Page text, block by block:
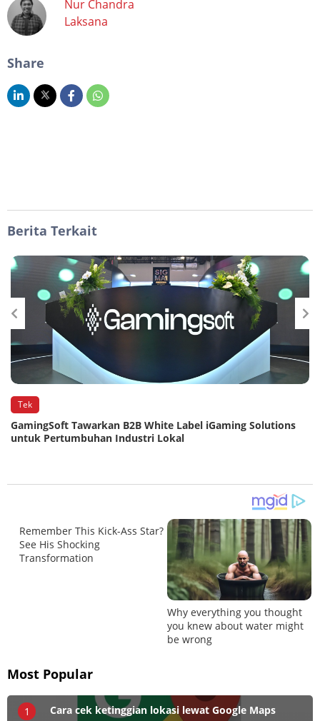
Nur Chandra
Laksana
Share
Berita Terkait
Tek
GamingSoft Tawarkan B2B White Label iGaming Solutions
untuk Pertumbuhan Industri Lokal
Most Popular
1 Cara cek ketinggian lokasi lewat Google Maps